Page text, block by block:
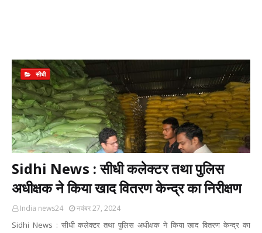
सीधी
Sidhi News : सीधी कलेक्टर तथा पुलिस
अधीक्षक ने किया खाद वितरण केन्द्र का निरीक्षण
India news24 नवंबर 27, 2024
Sidhi News : सीधी कलेक्टर तथा पुलिस अधीक्षक ने किया खाद वितरण केन्द्र का